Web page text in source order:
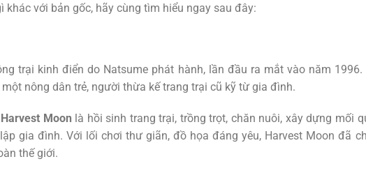
khác với bản gốc, hãy cùng tìm hiểu ngay sau đây:
trại kinh điển do Natsume phát hành, lần đầu ra mắt vào năm 1996.
nông dân trẻ, người thừa kế trang trại cũ kỹ từ gia đình.
Harvest Moon là hồi sinh trang trại, trồng trọt, chăn nuôi, xây dựng mối
gia đình. Với lối chơi thư giãn, đồ họa đáng yêu, Harvest Moon đã
thế giới.